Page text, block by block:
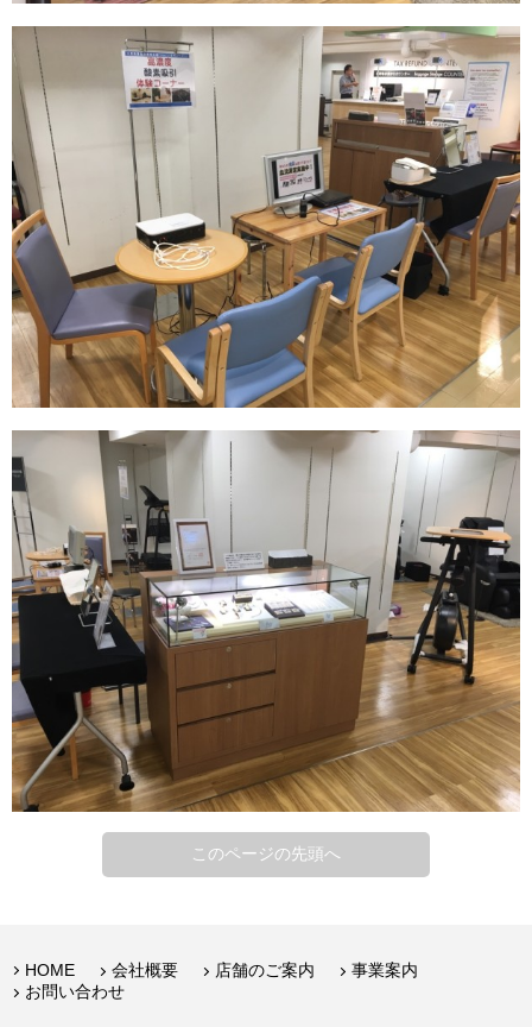
このページの先頭へ
HOME 会社概要 店舗のご案内
事業案内
お問い合わせ